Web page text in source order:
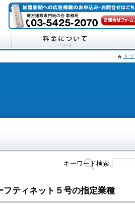
ト
キーワード検索
ティネット５号の指定業種